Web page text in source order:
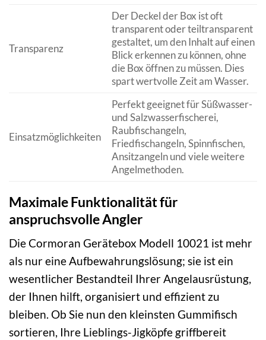
Transparenz
Der Deckel der Box ist oft
transparent oder teiltransparent
gestaltet, um den Inhalt auf einen
Blick erkennen zu können, ohne
die Box öffnen zu müssen. Dies
spart wertvolle Zeit am Wasser.
Einsatzmöglichkeiten
Perfekt geeignet für Süßwasser-
und Salzwasserfischerei,
Raubfischangeln,
Friedfischangeln, Spinnfischen,
Ansitzangeln und viele weitere
Angelmethoden.
Maximale Funktionalität für
anspruchsvolle Angler
Die Cormoran Gerätebox Modell 10021 ist mehr
als nur eine Aufbewahrungslösung; sie ist ein
wesentlicher Bestandteil Ihrer Angelausrüstung,
der Ihnen hilft, organisiert und effizient zu
bleiben. Ob Sie nun den kleinsten Gummifisch
sortieren, Ihre Lieblings-Jigköpfe griffbereit